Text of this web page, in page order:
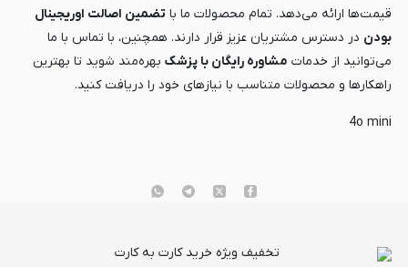
قیمت‌ها ارائه می‌دهد. تمام محصولات ما با تضمین اصالت اوریجینال
بودن در دسترس مشتریان عزیز قرار دارند. همچنین، با تماس با ما
می‌توانید از خدمات مشاوره رایگان با پزشکبهره‌مند شوید تا بهترین
راهکارها و محصولات متناسب با نیازهای خود را دریافت کنید.
4o mini